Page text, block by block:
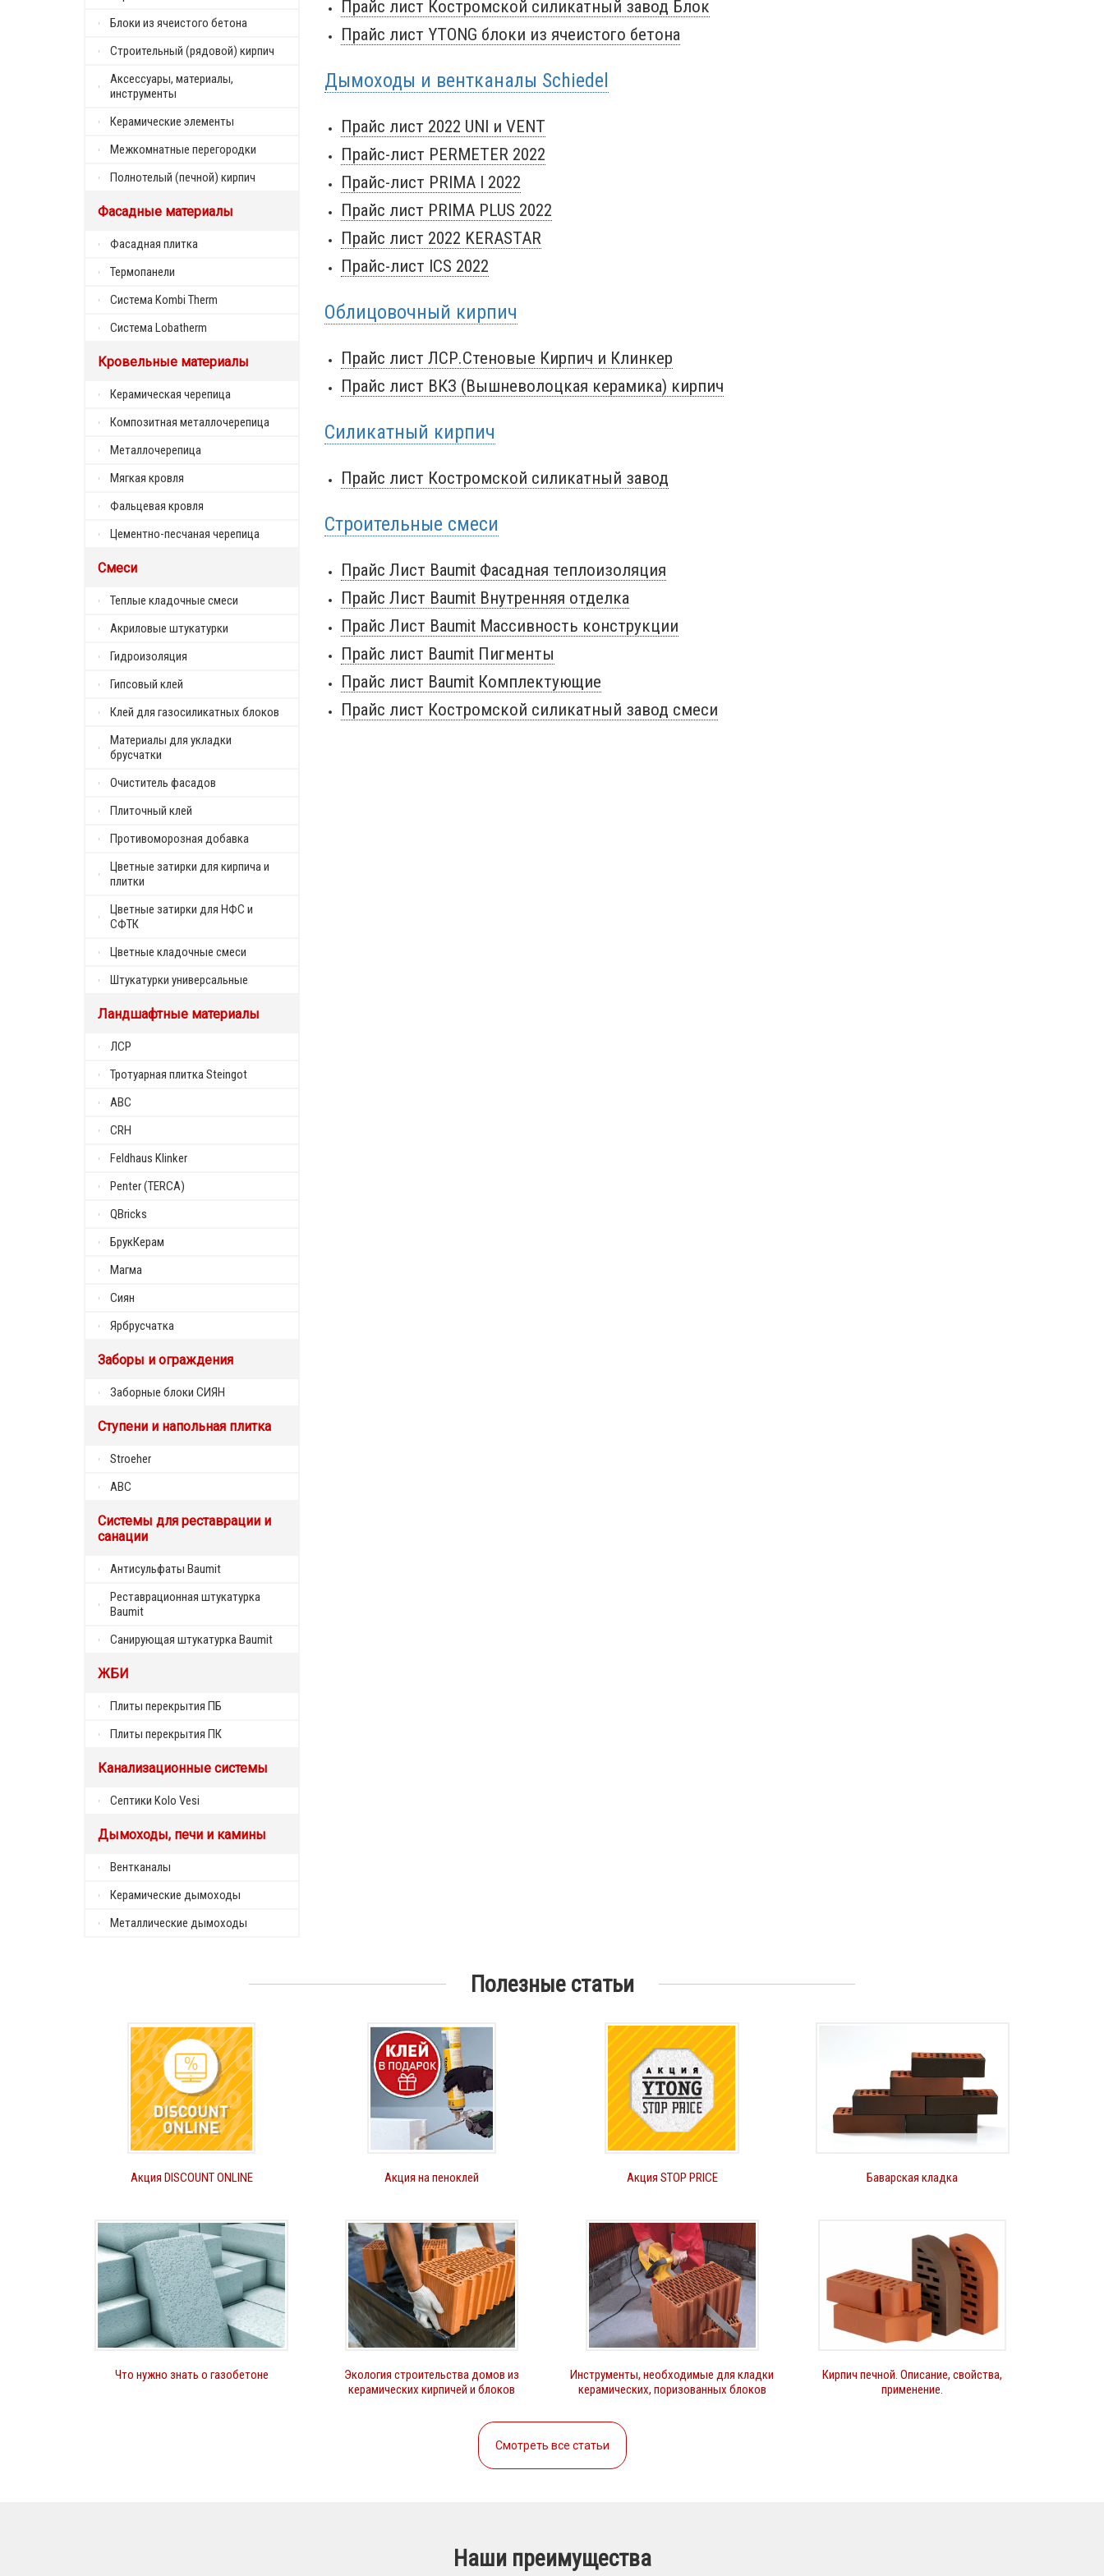
Блоки из ячеистого бетона
Строительный (рядовой) кирпич
Аксессуары, материалы,
инструменты
Керамические элементы
Межкомнатные перегородки
Полнотелый (печной) кирпич
Фасадные материалы
Фасадная плитка
Термопанели
Система Kombi Therm
Система Lobatherm
Кровельные материалы
Керамическая черепица
Композитная металлочерепица
Металлочерепица
Мягкая кровля
Фальцевая кровля
Цементно-песчаная черепица
Смеси
Теплые кладочные смеси
Акриловые штукатурки
Гидроизоляция
Гипсовый клей
Клей для газосиликатных блоков
Материалы для укладки
брусчатки
Очиститель фасадов
Плиточный клей
Противоморозная добавка
Цветные затирки для кирпича и
плитки
Цветные затирки для НФС и
СФТК
Цветные кладочные смеси
Штукатурки универсальные
Ландшафтные материалы
ЛСР
Тротуарная плитка Steingot
ABC
CRH
Feldhaus Klinker
Penter (TERCA)
QBricks
БрукКерам
Магма
Сиян
Ярбрусчатка
Заборы и ограждения
Заборные блоки СИЯН
Ступени и напольная плитка
Stroeher
АВС
Системы для реставрации и
санации
Антисульфаты Baumit
Реставрационная штукатурка
Baumit
Санирующая штукатурка Baumit
ЖБИ
Плиты перекрытия ПБ
Плиты перекрытия ПК
Канализационные системы
Септики Kolo Vesi
Дымоходы, печи и камины
Вентканалы
Керамические дымоходы
Металлические дымоходы
Прайс лист Костромской силикатный завод Блок
Прайс лист YTONG блоки из ячеистого бетона
Дымоходы и вентканалы Sсhiedel
Прайс лист 2022 UNI и VENT
Прайс-лист PERMETER 2022
Прайс-лист PRIMA I 2022
Прайс лист PRIMA PLUS 2022
Прайс лист 2022 KERASTAR
Прайс-лист ICS 2022
Облицовочный кирпич
Прайс лист ЛСР.Стеновые Кирпич и Клинкер
Прайс лист ВКЗ (Вышневолоцкая керамика) кирпич
Силикатный кирпич
Прайс лист Костромской силикатный завод
Строительные смеси
Прайс Лист Baumit Фасадная теплоизоляция
Прайс Лист Baumit Внутренняя отделка
Прайс Лист Baumit Массивность конструкции
Прайс лист Baumit Пигменты
Прайс лист Baumit Комплектующие
Прайс лист Костромской силикатный завод смеси
Полезные статьи
Акция DISCOUNT ONLINE Акция на пеноклей Акция STOP PRICE Баварская кладка
Что нужно знать о газобетоне
Экология строительства домов из
керамических кирпичей и блоков
Инструменты, необходимые для кладки
керамических, поризованных блоков
Кирпич печной. Описание, свойства,
применение.
Смотреть все статьи
Наши преимущества